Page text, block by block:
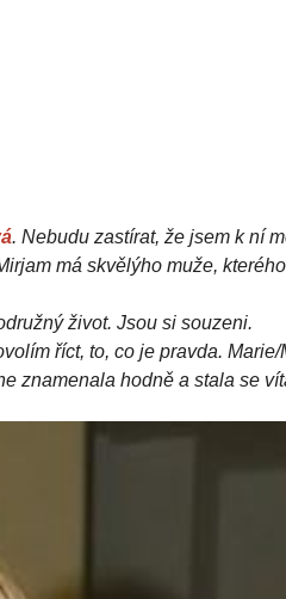
. Nebudu zastírat, že jsem k ní
má skvělýho muže,
život. Jsou si souzeni.
říct, to, co je pravda.
znamenala hodně a stala se